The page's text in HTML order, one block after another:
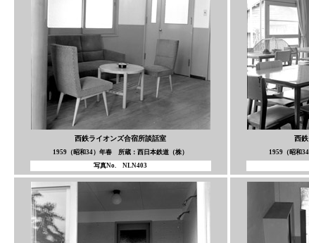
西鉄ライオンズ合宿所談話室
1959（昭和34）年春 所蔵：西日本鉄道（株）
写真No. NLN403
西
1959（昭和